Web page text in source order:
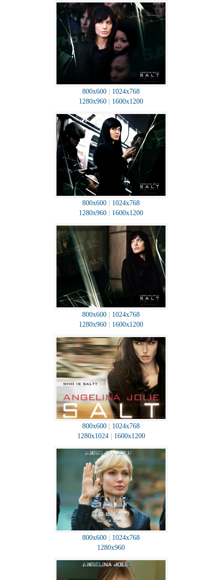
800x600
1024x768
1280x960
1600x1200
800x600
1024x768
1280x960
1600x1200
800x600
1024x768
1280x960
1600x1200
800x600
1024x768
1280x1024| 1600x1200
800x600
1024x768
1280x960